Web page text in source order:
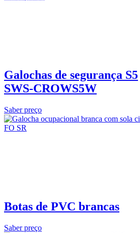
Galochas de segurança S5
SWS‑CROWS5W
Saber preço
Botas de PVC brancas
Saber preço